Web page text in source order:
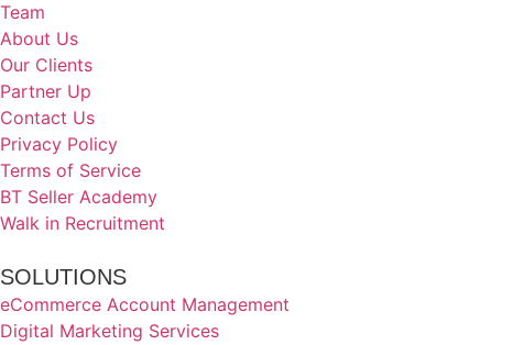
Team
About Us
Our Clients
Partner Up
Contact Us
Privacy Policy
Terms of Service
BT Seller Academy
Walk in Recruitment
SOLUTIONS
eCommerce Account Management
Digital Marketing Services